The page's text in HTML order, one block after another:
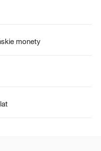
monety